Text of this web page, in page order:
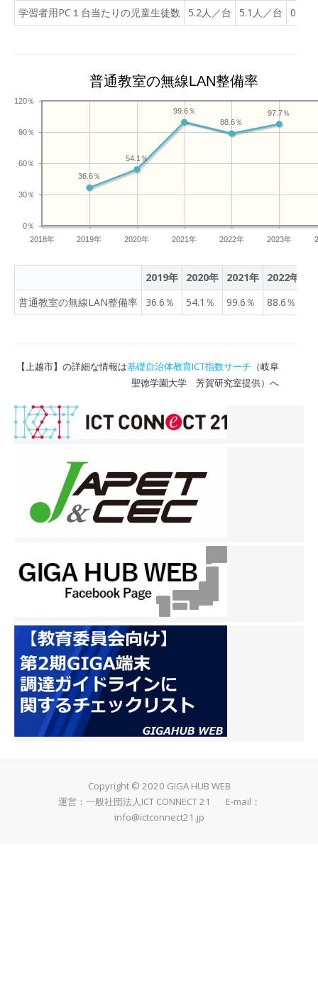
学習者用PC１台当たりの児童生徒数
5.2人／台 5.1人／台 0.8人
普通教室の無線LAN整備率
2018年 2019年 2020年 2021年 2022年 2023年
0％
30％
60％
90％
120％
97.7％
88.6％
99.6％
54.1％
36.6％
2019年 2020年 2021年 2022年
普通教室の無線LAN整備率
36.6％ 54.1％ 99.6％ 88.6％
【上越市】の詳細な情報は基礎自治体教育ICT指数サーチ （岐阜
聖徳学園大学 芳賀研究室提供）へ
Copyright © 2020 GIGA HUB WEB
運営：一般社団法人ICT CONNECT 21 E-mail：
info@ictconnect21.jp